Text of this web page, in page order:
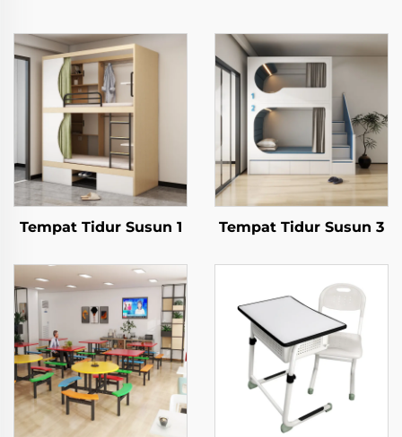
Tempat Tidur Susun 1 Tempat Tidur Susun 3